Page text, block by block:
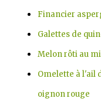
Financier
Galettes de
Melon rôti au
Omelette à l'ail
oignon rouge